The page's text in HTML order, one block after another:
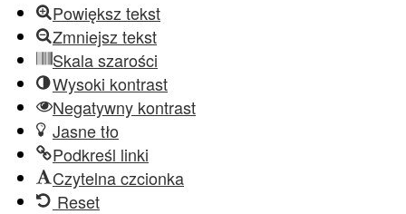
Powiększ tekst
Zmniejsz tekst
Skala szarości
Wysoki kontrast
Negatywny kontrast
Jasne tło
Podkreśl linki
Czytelna czcionka
Reset